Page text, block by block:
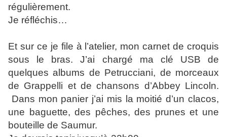
régulièrement.
Je réfléchis…
Et sur ce je file à l’atelier, mon carnet de croquis
sous le bras. J’ai chargé ma clé USB de
quelques albums de Petrucciani, de morceaux
de Grappelli et de chansons d’Abbey Lincoln.
Dans mon panier j’ai mis la moitié d’un clacos,
une baguette, des pêches, des prunes et une
bouteille de Saumur.